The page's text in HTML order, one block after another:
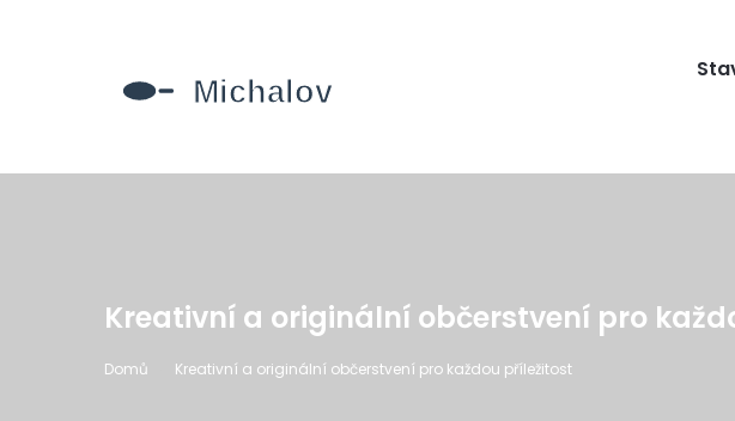
Kreativní a originální občerstvení pro
Domů Kreativní a originální občerstvení pro každou příležitost